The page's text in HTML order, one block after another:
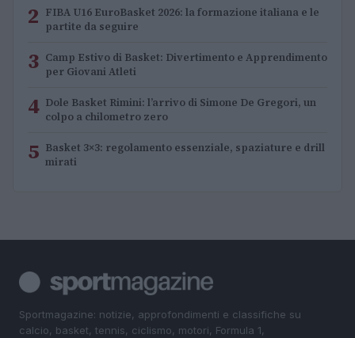
2 FIBA U16 EuroBasket 2026: la formazione italiana e le
partite da seguire
3 Camp Estivo di Basket: Divertimento e Apprendimento
per Giovani Atleti
4 Dole Basket Rimini: l’arrivo di Simone De Gregori, un
colpo a chilometro zero
5 Basket 3×3: regolamento essenziale, spaziature e drill
mirati
Sportmagazine: notizie, approfondimenti e classifiche su
calcio, basket, tennis, ciclismo, motori, Formula 1,